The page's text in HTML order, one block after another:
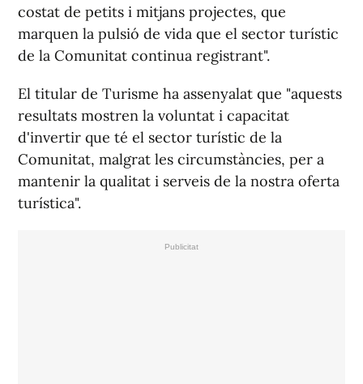
costat de petits i mitjans projectes, que
marquen la pulsió de vida que el sector turístic
de la Comunitat continua registrant".
El titular de Turisme ha assenyalat que "aquests
resultats mostren la voluntat i capacitat
d'invertir que té el sector turístic de la
Comunitat, malgrat les circumstàncies, per a
mantenir la qualitat i serveis de la nostra oferta
turística".